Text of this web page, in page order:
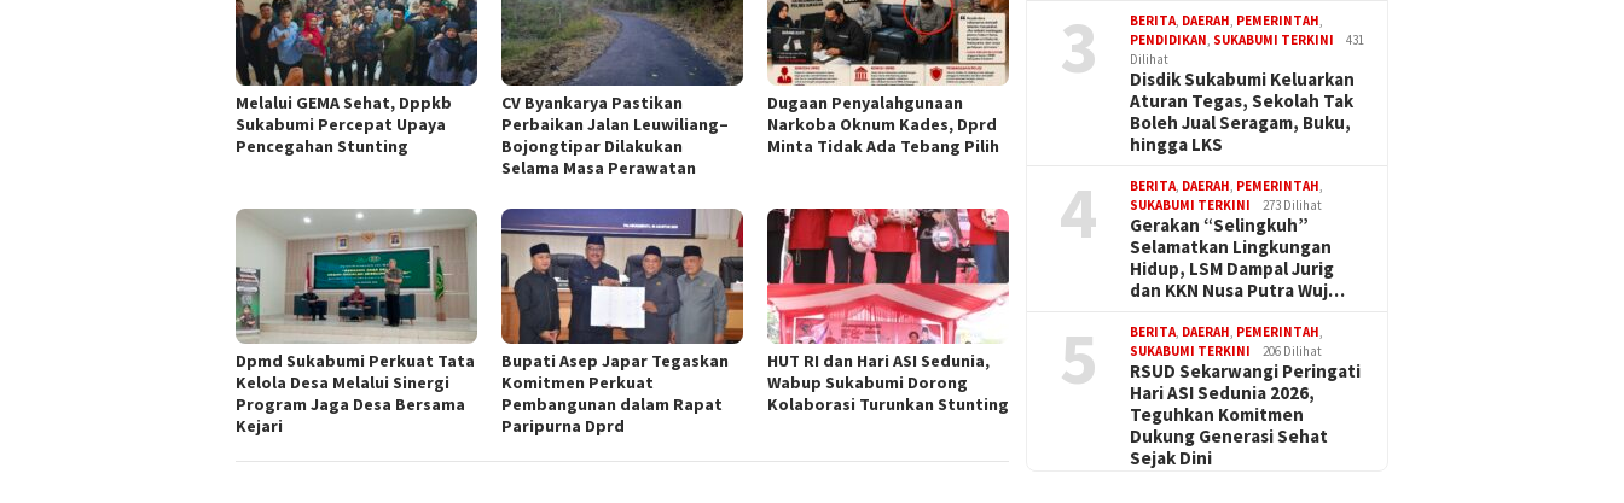
Melalui GEMA Sehat, Dppkb
Sukabumi Percepat Upaya
Pencegahan Stunting
CV Byankarya Pastikan
Perbaikan Jalan Leuwiliang–
Bojongtipar Dilakukan
Selama Masa Perawatan
Dugaan Penyalahgunaan
Narkoba Oknum Kades, Dprd
Minta Tidak Ada Tebang Pilih
Dpmd Sukabumi Perkuat Tata
Kelola Desa Melalui Sinergi
Program Jaga Desa Bersama
Kejari
Bupati Asep Japar Tegaskan
Komitmen Perkuat
Pembangunan dalam Rapat
Paripurna Dprd
HUT RI dan Hari ASI Sedunia,
Wabup Sukabumi Dorong
Kolaborasi Turunkan Stunting
3 BERITA, DAERAH, PEMERINTAH,
PENDIDIKAN, SUKABUMI TERKINI
431
Dilihat
Disdik Sukabumi Keluarkan
Aturan Tegas, Sekolah Tak
Boleh Jual Seragam, Buku,
hingga LKS
4 BERITA, DAERAH, PEMERINTAH,
SUKABUMI TERKINI
273 Dilihat
Gerakan “Selingkuh”
Selamatkan Lingkungan
Hidup, LSM Dampal Jurig
dan KKN Nusa Putra Wuj…
5 BERITA, DAERAH, PEMERINTAH,
SUKABUMI TERKINI
206 Dilihat
RSUD Sekarwangi Peringati
Hari ASI Sedunia 2026,
Teguhkan Komitmen
Dukung Generasi Sehat
Sejak Dini